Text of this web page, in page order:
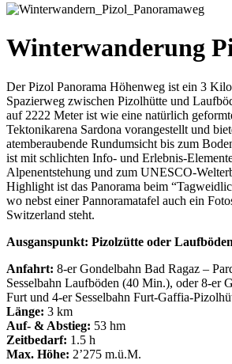
Winterwanderung
Der Pizol Panorama Höhenweg ist ein 3
Spazierweg zwischen Pizolhütte und
auf 2222 Meter ist wie eine natürlich
Tektonikarena Sardona vorangestellt und
atemberaubende Rundumsicht bis zum
ist mit schlichten Info- und Erlebnis-
Alpenentstehung und zum UNESCO-
Highlight ist das Panorama beim
wo nebst einer Pannoramatafel auch ein
Switzerland steht.
Ausganspunkt: Pizolzütte oder Laufböden
Anfahrt: 8-er Gondelbahn Bad Ragaz –
Sesselbahn Laufböden (40 Min.), oder 8-er
Furt und 4-er Sesselbahn Furt-Gaffia-
Länge: 3 km
Auf- & Abstieg: 53 hm
Zeitbedarf: 1.5 h
Max. Höhe: 2’275 m.ü.M.